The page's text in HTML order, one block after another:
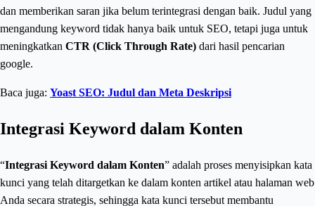
dan memberikan saran jika belum terintegrasi dengan baik. Judul yang
mengandung keyword tidak hanya baik untuk SEO, tetapi juga untuk
meningkatkan CTR (Click Through Rate) dari hasil pencarian
google.
Baca juga: Yoast SEO: Judul dan Meta Deskripsi
Integrasi Keyword dalam Konten
“Integrasi Keyword dalam Konten” adalah proses menyisipkan kata
kunci yang telah ditargetkan ke dalam konten artikel atau halaman web
Anda secara strategis, sehingga kata kunci tersebut membantu